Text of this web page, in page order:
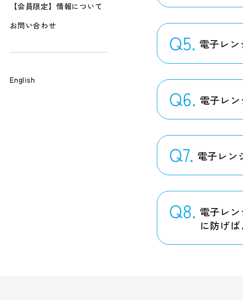
【会員限定】情報について
お問い合わせ
English
Q5. 電子レ
Q6. 電子レ
Q7. 電子レン
Q8. 電子レ
に防げば